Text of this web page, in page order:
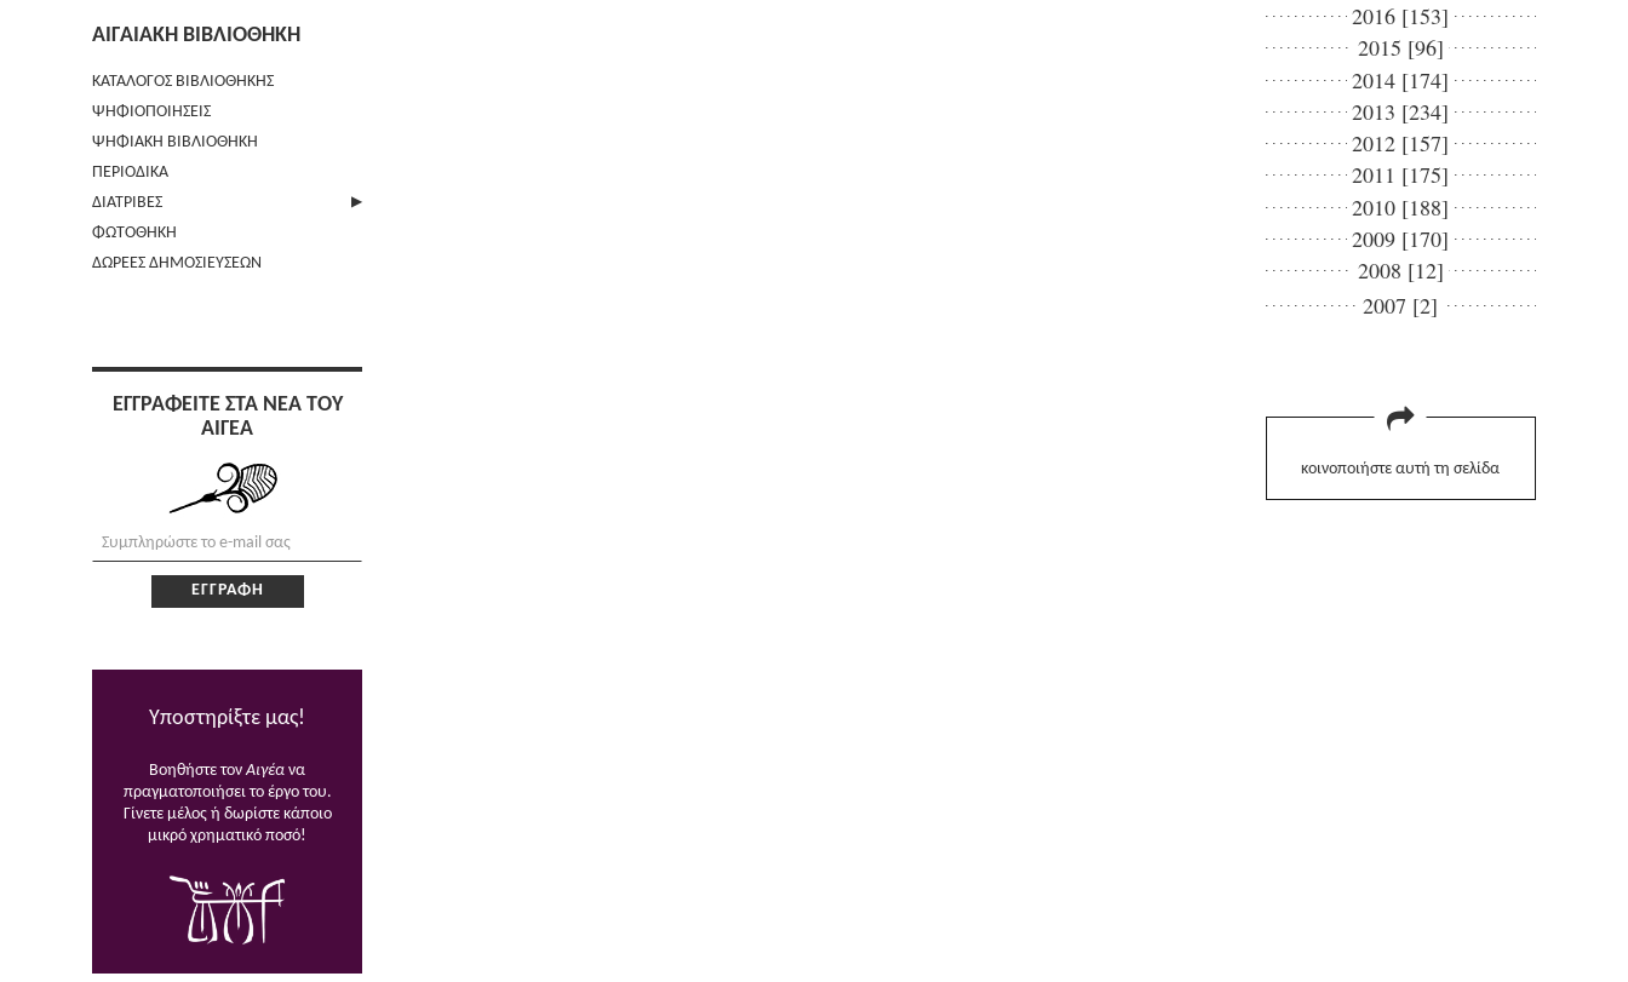
ΑΙΓΑΙΑΚΗ ΒΙΒΛΙΟΘΗΚΗ
ΚΑΤΑΛΟΓΟΣ ΒΙΒΛΙΟΘΗΚΗΣ
ΨΗΦΙΟΠΟΙΗΣΕΙΣ
ΨΗΦΙΑΚΗ ΒΙΒΛΙΟΘΗΚΗ
ΠΕΡΙΟΔΙΚΑ
ΔΙΑΤΡΙΒΕΣ
ΑΠΟΣΤΟΛΗ ΠΕΡΙΛΗΨΗΣ
ΦΩΤΟΘΗΚΗ
ΔΩΡΕΕΣ ΔΗΜΟΣΙΕΥΣΕΩΝ
ΕΓΓΡΑΦΕΙΤΕ ΣΤΑ ΝΕΑ ΤΟΥ
ΑΙΓΕΑ
Υποστηρίξτε μας!
Βοηθήστε τονΑιγέα να
πραγματοποιήσει το έργο του.
Γίνετε μέλος ή δωρίστε κάποιο
μικρό χρηματικό ποσό!
2016 [153]
2015 [96]
2014 [174]
2013 [234]
2012 [157]
2011 [175]
2010 [188]
2009 [170]
2008 [12]
2007 [2]
κοινοποιήστε αυτή τη σελίδα